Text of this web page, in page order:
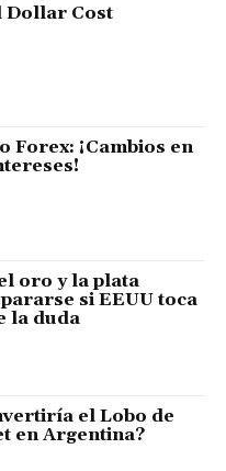
Dollar Cost
Forex: ¡Cambios en
oro y la plata
si EEUU toca
la duda
el Lobo de
en Argentina?